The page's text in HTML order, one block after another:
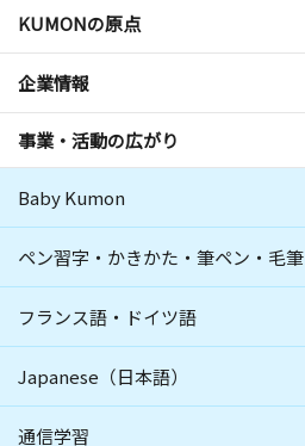
KUMONの原点
企業情報
事業・活動の広がり
Baby Kumon
ペン習字・かきかた・筆ペン・毛筆
フランス語・ドイツ語
Japanese（日本語）
通信学習